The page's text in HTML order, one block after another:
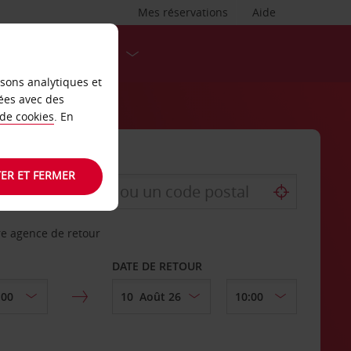
Aide
Mes réservations
agence de retour
DATE DE RETOUR
analytiques et
avec des
cookies. En
ET FERMER